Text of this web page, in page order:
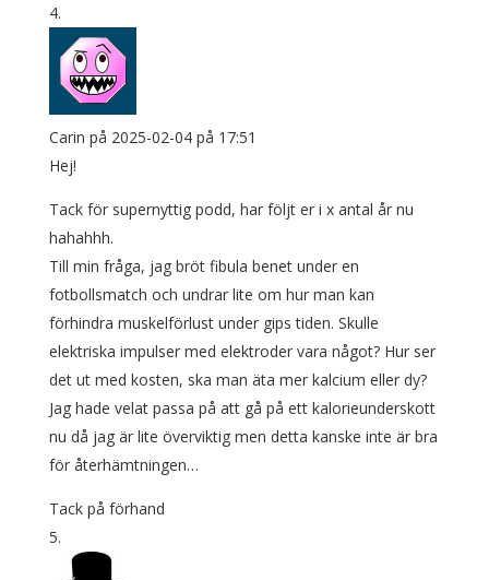
Carin på 2025-02-04 på 17:51
Hej!
Tack för supernyttig podd, har följt er i x antal år nu
hahahhh.
Till min fråga, jag bröt fibula benet under en
fotbollsmatch och undrar lite om hur man kan
förhindra muskelförlust under gips tiden. Skulle
elektriska impulser med elektroder vara något? Hur ser
det ut med kosten, ska man äta mer kalcium eller dy?
Jag hade velat passa på att gå på ett kalorieunderskott
nu då jag är lite överviktig men detta kanske inte är bra
för återhämtningen…
Tack på förhand